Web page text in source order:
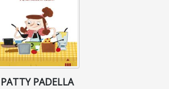
PATTY PADELLA